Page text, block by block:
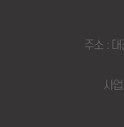
주소 :
사